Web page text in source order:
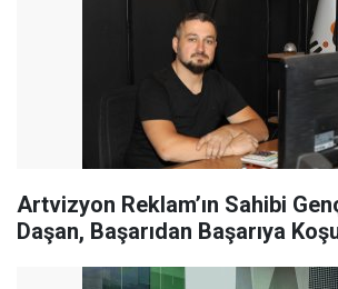
Artvizyon Reklam’ın Sahibi
Daşan, Başarıdan Başarıya